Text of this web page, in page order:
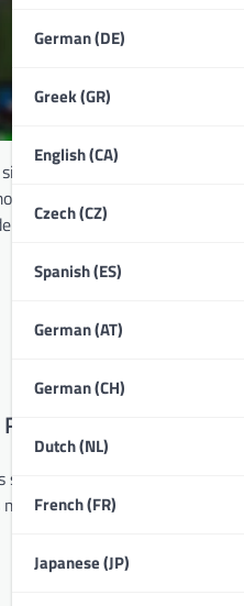
German (DE)
Greek (GR)
English (CA)
Czech (CZ)
Spanish (ES)
German (AT)
German (CH)
Dutch (NL)
French (FR)
Japanese (JP)
la mecánica
objetivo mejorar la conducta
y opciones de
significativas en la mecánica
buscan abordar